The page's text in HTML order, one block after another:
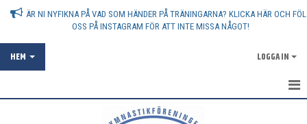
ÄR NI NYFIKNA PÅ VAD SOM HÄNDER PÅ TRÄNINGARNA? KLICKA HÄR OCH
OSS PÅ INSTAGRAM FÖR ATT INTE MISSA NÅGOT!
HEM LOGGA IN